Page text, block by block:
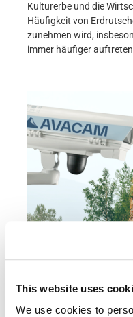
This website uses
We use cookies to
Kulturerbe und die
Häufigkeit von
zunehmen wird,
immer häufiger